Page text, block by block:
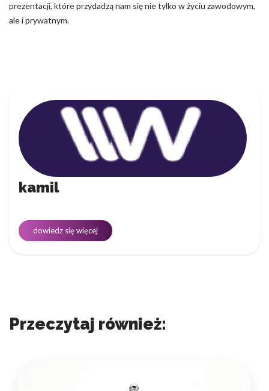
prezentacji, które przydadzą nam się nie tylko w życiu zawodowym,
ale i prywatnym.
kamil
dowiedz się więcej
Przeczytaj również: